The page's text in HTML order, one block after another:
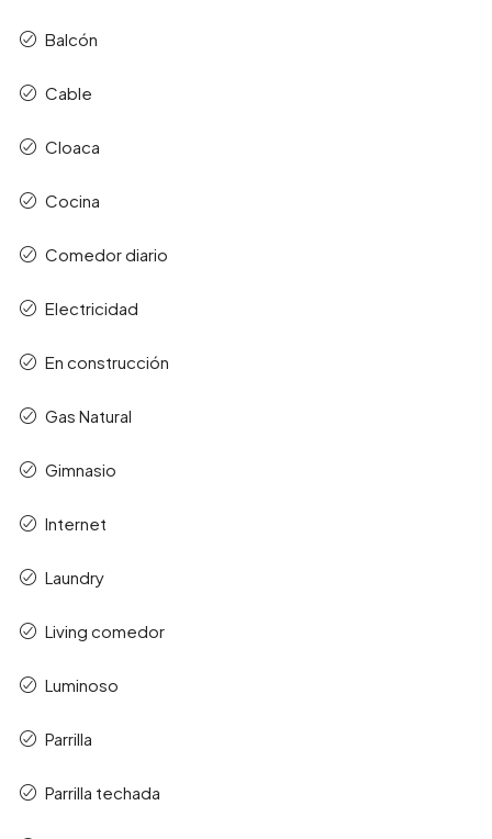
Balcón
Cable
Cloaca
Cocina
Comedor diario
Electricidad
En construcción
Gas Natural
Gimnasio
Internet
Laundry
Living comedor
Luminoso
Parrilla
Parrilla techada